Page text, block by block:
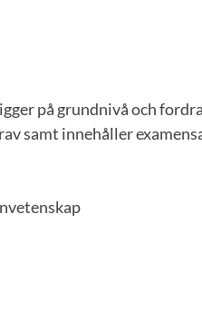
på grundnivå och
samt innehåller